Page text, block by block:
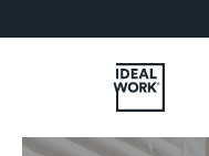
すべての製
インドア
会社概要
各種カタロ
施工パート
ショールーム